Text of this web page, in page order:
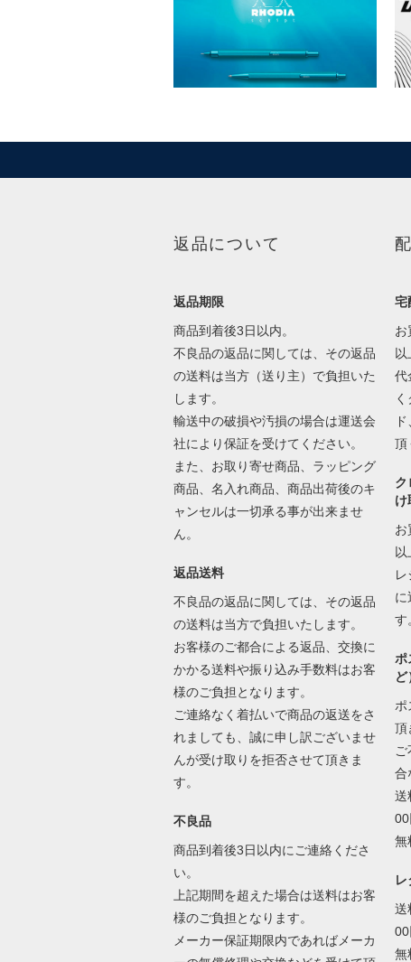
返品について
返品期限
商品到着後3日以内。
不良品の返品に関しては、その返品
の送料は当方（送り主）で負担いた
します。
輸送中の破損や汚損の場合は運送会
社により保証を受けてください。
また、お取り寄せ商品、ラッピング
商品、名入れ商品、商品出荷後のキ
ャンセルは一切承る事が出来ませ
ん。
返品送料
不良品の返品に関しては、その返品
の送料は当方で負担いたします。
お客様のご都合による返品、交換に
かかる送料や振り込み手数料はお客
様のご負担となります。
ご連絡なく着払いで商品の返送をさ
れましても、誠に申し訳ございませ
んが受け取りを拒否させて頂きま
す。
不良品
商品到着後3日以内にご連絡くださ
い。
上記期間を超えた場合は送料はお客
様のご負担となります。
メーカー保証期限内であればメーカ
宅
お
以
代
頂
ク
け
お
以
に
す
ポ
ど
ポ
頂
合
送
無
レ
送
無